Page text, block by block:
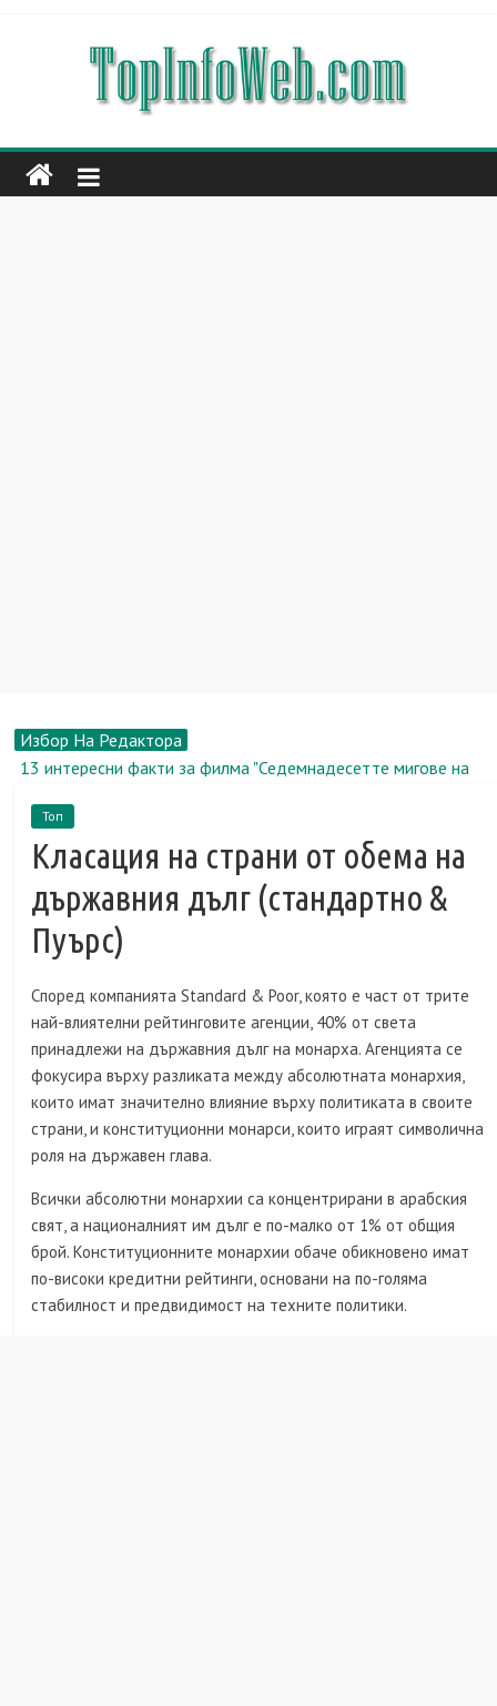
Избор На Редактора
13 интересни факти за филма "Седемнадесетте мигове на
Рене Зелуегър, биография, новини, снимка
Пазар на недвижими имоти: Апартаменти за долари и евро
все повече се отдават под наем в столицата
Перевозка.Ру: преместваме се в друг офис заедно
Земя в вилното селище - ключът към вашето щастливо
бъдеще
Топ
Класация на страни от обема на
държавния дълг (стандартно &
Пуърс)
Според компанията Standard & Poor, която е част от трите
най-влиятелни рейтинговите агенции, 40% от света
принадлежи на държавния дълг на монарха. Агенцията се
фокусира върху разликата между абсолютната монархия,
които имат значително влияние върху политиката в своите
страни, и конституционни монарси, които играят символична
роля на държавен глава.
Всички абсолютни монархии са концентрирани в арабския
свят, а националният им дълг е по-малко от 1% от общия
брой. Конституционните монархии обаче обикновено имат
по-високи кредитни рейтинги, основани на по-голяма
стабилност и предвидимост на техните политики.